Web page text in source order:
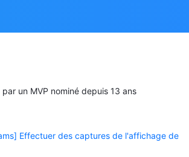
un MVP nominé depuis 13 ans
Effectuer des captures de l'affichage de